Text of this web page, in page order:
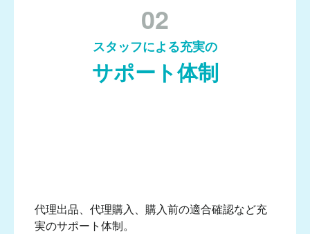
02
スタッフによる充実の
サポート体制
代理出品、代理購入、購入前の適合確認など充
実のサポート体制。